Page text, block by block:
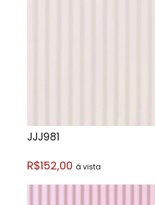
JJJ981
R$152,00 á vista